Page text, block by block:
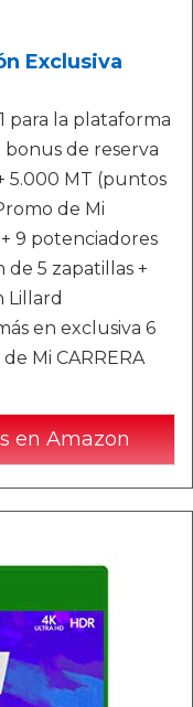
Exclusiva
para la plataforma
de reserva
5.000 MT (puntos
de Mi
9 potenciadores
de 5 zapatillas +
Lillard
en exclusiva 6
Mi CARRERA
en Amazon